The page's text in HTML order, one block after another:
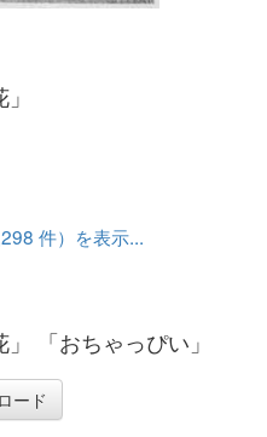
件）を表示...
」 「おちゃっぴい」
ード